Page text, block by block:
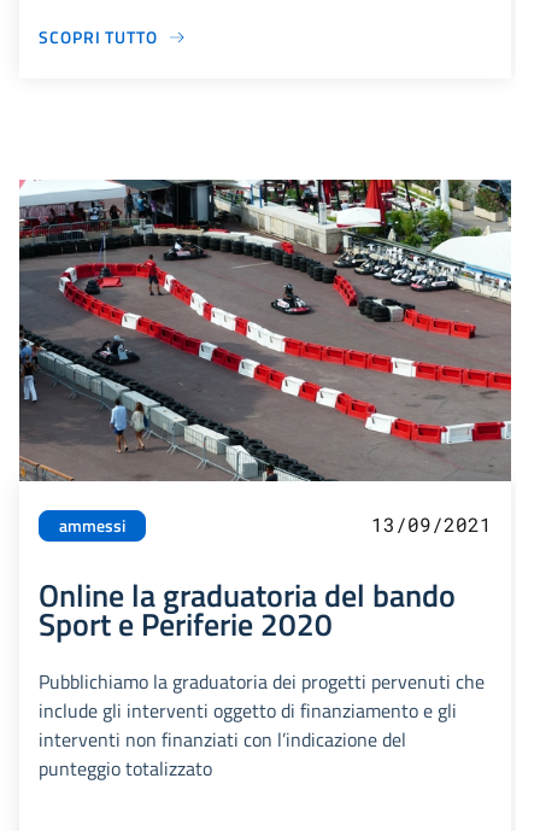
SCOPRI TUTTO
ammessi 13/09/2021
Online la graduatoria del bando
Sport e Periferie 2020
Pubblichiamo la graduatoria dei progetti pervenuti che
include gli interventi oggetto di finanziamento e gli
interventi non finanziati con l’indicazione del
punteggio totalizzato